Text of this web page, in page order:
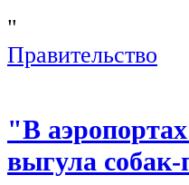
"
Правительство
"В
выгула